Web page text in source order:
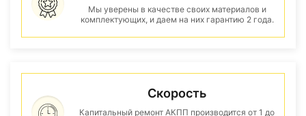
Мы уверены в качестве своих материалов и
комплектующих, и даем на них гарантию 2 года.
Скорость
Капитальный ремонт АКПП производится от 1 до